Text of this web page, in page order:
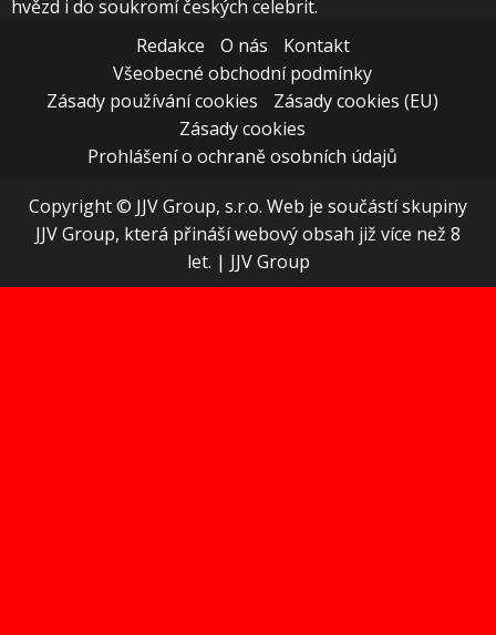
hvězd i do soukromí českých celebrit.
Redakce
O nás
Kontakt
Všeobecné obchodní podmínky
Zásady používání cookies
Zásady cookies (EU)
Zásady cookies
Prohlášení o ochraně osobních údajů
Copyright © JJV Group, s.r.o. Web je součástí skupiny
JJV Group, která přináší webový obsah již více než 8
let. | JJV Group